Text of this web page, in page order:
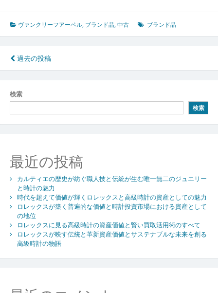
ク
リ
フ
ア
魅
力
史
探
求
ヴァンクリーフアーペル, ブランド品,中古 ブランド品
投
稿
ナ
ビ
ゲ
シ
ョ
ン
過去の投稿
検索
検索
最近の投稿
カルティエの歴史が紡ぐ職人技と伝統が生む唯一無二のジュエリー
と時計の魅力
時代を超えて価値が輝くロレックスと高級時計の資産としての魅力
ロレックスが築く普遍的な価値と時計投資市場における資産として
の地位
ロレックスに見る高級時計の資産価値と賢い買取活用術のすべて
ロレックスが映す伝統と革新資産価値とサステナブルな未来を創る
高級時計の物語